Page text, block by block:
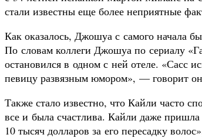
стали известны еще более неприятные
Как оказалось, Джошуа с самого начала
По словам коллеги Джошуа по сериалу
остановился в одном с ней отеле. «Сасс
певицу развязным юмором», — говорит
Также стало известно, что Кайли часто
все и была счастлива. Кайли даже
10 тысяч долларов за его пересадку